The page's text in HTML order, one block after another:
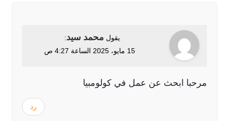
يقول محمد سيد:
15 مايو، 2025 الساعة 4:27 ص
مرحبا ابحث عن عمل في كولومبيا
رد